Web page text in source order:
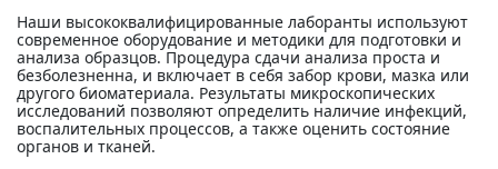
Наши высококвалифицированные лаборанты используют
современное оборудование и методики для подготовки и
анализа образцов. Процедура сдачи анализа проста и
безболезненна, и включает в себя забор крови, мазка или
другого биоматериала. Результаты микроскопических
исследований позволяют определить наличие инфекций,
воспалительных процессов, а также оценить состояние
органов и тканей.